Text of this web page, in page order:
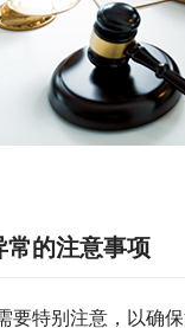
常的注意事项
特别注意，以确保